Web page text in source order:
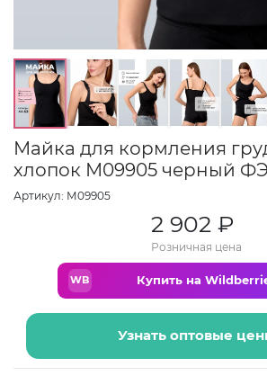
Майка для кормления
хлопок М09905 черный
Артикул: М09905
2 902 ₽
Розничная цена
WB Купить на
Узнать оптовые